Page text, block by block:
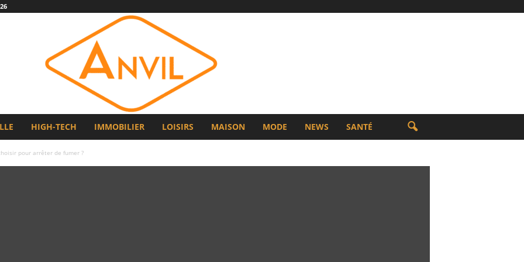
HIGH-TECH IMMOBILIER LOISIRS MAISON MODE NEWS SANTÉ
pour arrêter de fumer ?